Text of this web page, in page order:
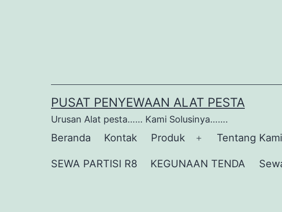
PUSAT PENYEWAAN ALAT PESTA
Urusan Alat pesta…… Kami Solusinya…….
Beranda Kontak Produk
Buka
menu
Tentang Kami
SEWA PARTISI R8 KEGUNAAN TENDA